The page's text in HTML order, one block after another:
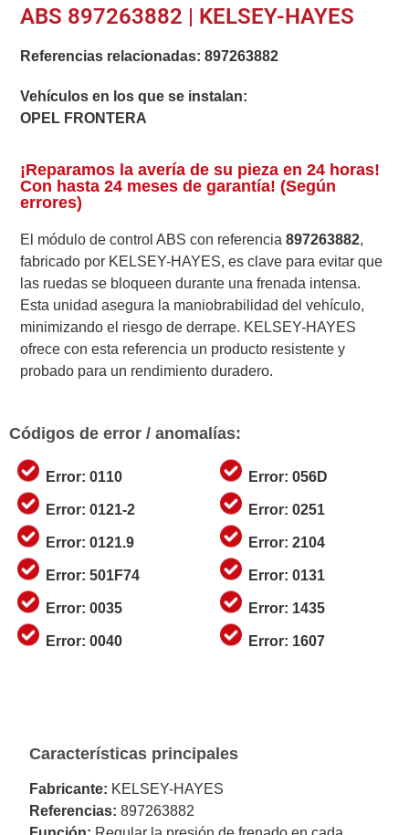
ABS 897263882 | KELSEY-HAYES
Referencias relacionadas:897263882
Vehículos en los que se instalan:
OPEL FRONTERA
¡Reparamos la avería de su pieza en 24 horas!
Con hasta 24 meses de garantía! (Según
errores)
El módulo de control ABS con referencia897263882,
fabricado por KELSEY-HAYES, es clave para evitar que
las ruedas se bloqueen durante una frenada intensa.
Esta unidad asegura la maniobrabilidad del vehículo,
minimizando el riesgo de derrape. KELSEY-HAYES
ofrece con esta referencia un producto resistente y
probado para un rendimiento duradero.
Códigos de error / anomalías:
Error: 0110
Error: 0121-2
Error: 0121.9
Error: 501F74
Error: 0035
Error: 0040
Error: 056D
Error: 0251
Error: 2104
Error: 0131
Error: 1435
Error: 1607
Características principales
Fabricante: KELSEY-HAYES
Referencias: 897263882